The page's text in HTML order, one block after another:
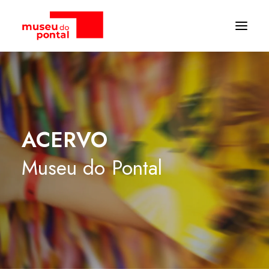
ACERVO
Museu do Pontal